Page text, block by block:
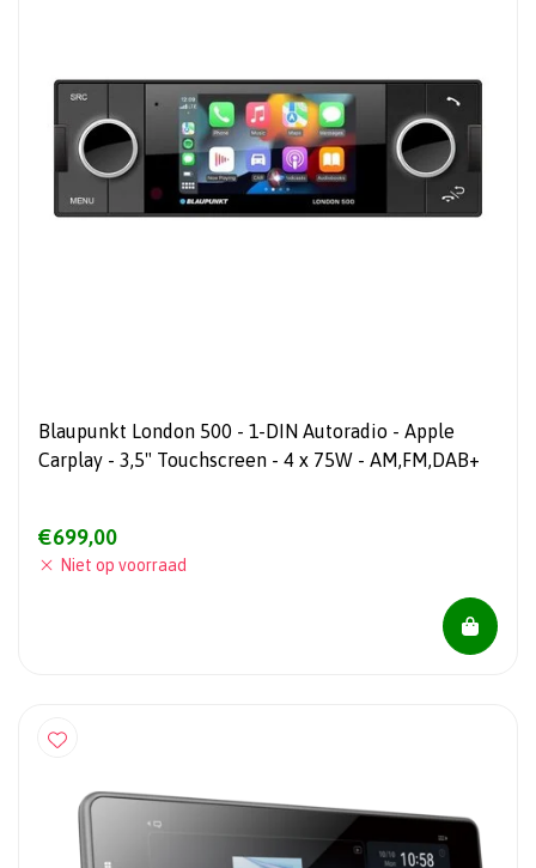
Blaupunkt London 500 - 1-DIN Autoradio - Apple
Carplay - 3,5" Touchscreen - 4 x 75W - AM,FM,DAB+
€699,00
Niet op voorraad